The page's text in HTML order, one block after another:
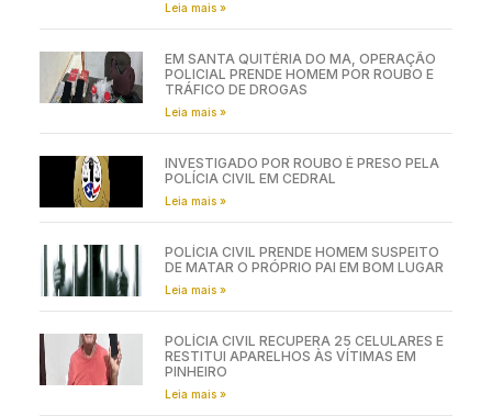
Leia mais »
EM SANTA QUITÉRIA DO MA, OPERAÇÃO
POLICIAL PRENDE HOMEM POR ROUBO E
TRÁFICO DE DROGAS
Leia mais »
INVESTIGADO POR ROUBO É PRESO PELA
POLÍCIA CIVIL EM CEDRAL
Leia mais »
POLÍCIA CIVIL PRENDE HOMEM SUSPEITO
DE MATAR O PRÓPRIO PAI EM BOM LUGAR
Leia mais »
POLÍCIA CIVIL RECUPERA 25 CELULARES E
RESTITUI APARELHOS ÀS VÍTIMAS EM
PINHEIRO
Leia mais »